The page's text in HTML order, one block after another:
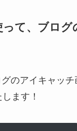
って、ブロ
グのアイキャッ
ます！